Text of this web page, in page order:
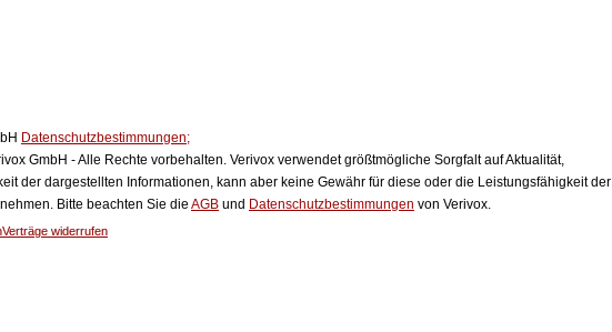
Datenschutzbestimmungen;
GmbH - Alle Rechte vorbehalten. Verivox verwendet größtmögliche Sorgfalt auf Aktualität,
der dargestellten Informationen, kann aber keine Gewähr für diese oder die Leistungsfähigkeit der
Bitte beachten Sie die AGB und Datenschutzbestimmungen von Verivox.
Verträge widerrufen